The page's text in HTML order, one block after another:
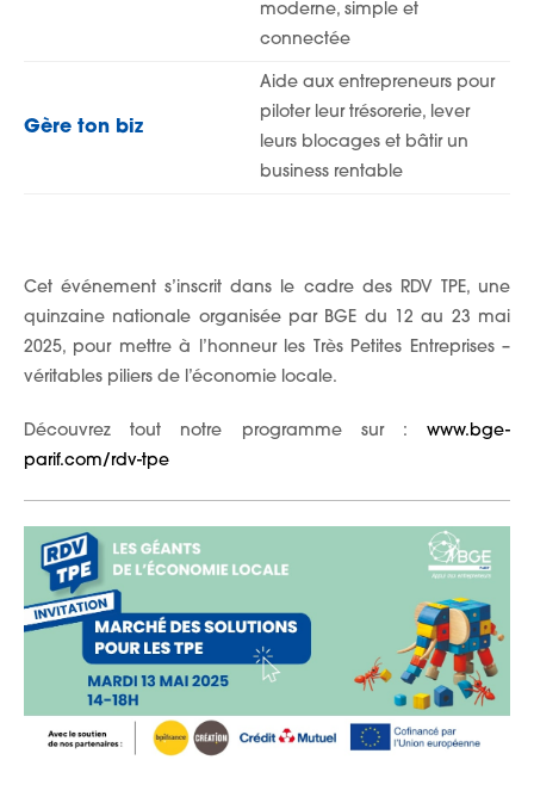
moderne, simple et
connectée
Gère ton biz
Aide aux entrepreneurs pour
piloter leur trésorerie, lever
leurs blocages et bâtir un
business rentable
Cet événement s’inscrit dans le cadre des RDV TPE, une
quinzaine nationale organisée par BGE du 12 au 23 mai
2025, pour mettre à l’honneur les Très Petites Entreprises –
véritables piliers de l’économie locale.
Découvrez tout notre programme sur : www.bge-
parif.com/rdv-tpe